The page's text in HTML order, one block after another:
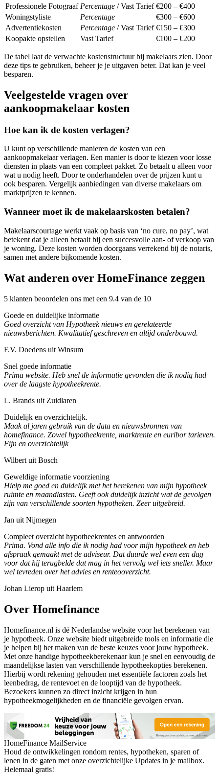
Professionele Fotograaf Percentage / Vast Tarief €200 – €400
Woningstyliste
Percentage
€300 – €600
Advertentiekosten
Percentage / Vast Tarief €150 – €300
Koopakte opstellen
Vast Tarief €100 – €200
De tabel laat de verwachte kostenstructuur bij makelaars zien. Door
deze tips te gebruiken, beheer je je uitgaven beter. Dat kan je veel
besparen.
Veelgestelde vragen over
aankoopmakelaar kosten
Hoe kan ik de kosten verlagen?
U kunt op verschillende manieren de kosten van een
aankoopmakelaar verlagen. Een manier is door te kiezen voor losse
diensten in plaats van een compleet pakket. Zo betaalt u alleen voor
wat u nodig heeft. Door te onderhandelen over de prijzen kunt u
ook besparen. Vergelijk aanbiedingen van diverse makelaars om
marktprijzen te kennen.
Wanneer moet ik de makelaarskosten betalen?
Makelaarscourtage werkt vaak op basis van ‘no cure, no pay’, wat
betekent dat je alleen betaalt bij een succesvolle aan- of verkoop van
je woning. Deze kosten worden doorgaans verrekend bij de notaris,
samen met andere bijkomende kosten.
Wat anderen over HomeFinance zeggen
5 klanten beoordelen ons met een 9.4 van de 10
Goede en duidelijke informatie
Goed overzicht van Hypotheek nieuws en gerelateerde
nieuwsberichten. Kwalitatief geschreven en altijd onderbouwd.
F.V. Doedens uit Winsum
Snel goede informatie
Prima website. Heb snel de informatie gevonden die ik nodig had
over de laagste hypotheekrente.
L. Brands uit Zuidlaren
Duidelijk en overzichtelijk.
Maak al jaren gebruik van de data en nieuwsbronnen van
homefinance. Zowel hypotheekrente, marktrente en euribor tarieven.
Fijn en overzichtelijk
Wilbert uit Bosch
Geweldige informatie voorziening
Hielp me goed en duidelijk met het berekenen van mijn hypotheek
ruimte en maandlasten. Geeft ook duidelijk inzicht wat de gevolgen
zijn van verschillende soorten hypotheken. Zeer uitgebreid.
Jan uit Nijmegen
Compleet overzicht hypotheekrentes en antwoorden
Prima. Vond alle info die ik nodig had voor mijn hypotheek en heb
afspraak gemaakt met de adviseur. Dat duurde wel even een dag
voor dat hij terugbelde dat mag in het vervolg wel iets sneller. Maar
wel tevreden over het advies en renteooverzicht.
Johan Lierop uit Haarlem
Over Homefinance
Homefinance.nl is dé Nederlandse website voor het berekenen van
je hypotheek. Onze website biedt uitgebreide tools en informatie die
je helpen bij het maken van de beste keuzes voor jouw hypotheek.
Met onze handige hypotheekberekenaar kun je snel en eenvoudig de
maandelijkse lasten van verschillende hypotheekopties berekenen.
Hierbij wordt rekening gehouden met essentiële factoren zoals het
leenbedrag, de rentevoet en de looptijd van de hypotheek.
Bezoekers kunnen zo direct inzicht krijgen in hun
hypotheekmogelijkheden en de financiële gevolgen ervan.
HomeFinance MailService
Houd de ontwikkelingen rondom rentes, hypotheken, sparen of
lenen in de gaten met onze overzichtelijke Updates in je mailbox.
Helemaal gratis!